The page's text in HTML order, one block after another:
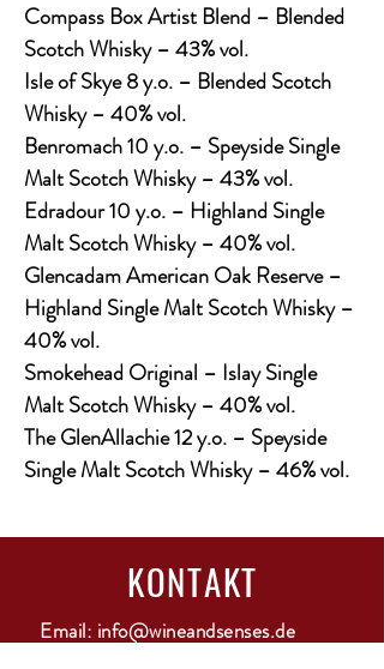
Compass Box Artist Blend – Blended
Scotch Whisky – 43% vol.
Isle of Skye 8 y.o. – Blended Scotch
Whisky – 40% vol.
Benromach 10 y.o. – Speyside Single
Malt Scotch Whisky – 43% vol.
Edradour 10 y.o. – Highland Single
Malt Scotch Whisky – 40% vol.
Glencadam American Oak Reserve –
Highland Single Malt Scotch Whisky –
40% vol.
Smokehead Original – Islay Single
Malt Scotch Whisky – 40% vol.
The GlenAllachie 12 y.o. – Speyside
Single Malt Scotch Whisky – 46% vol.
KONTAKT
Email: info@wineandsenses.de